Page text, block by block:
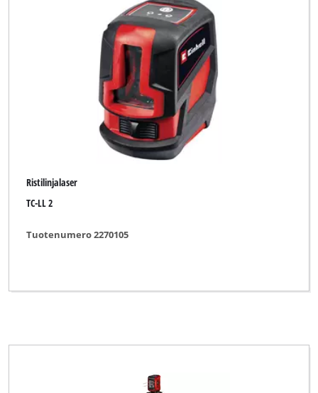
Ristilinjalaser
TC-LL 2
Tuotenumero 2270105